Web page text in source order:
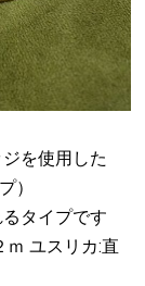
を使用した
）
タイプです
ユスリカ:直